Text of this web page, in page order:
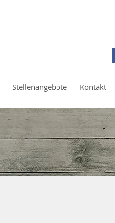
Stellenangebote Kontakt